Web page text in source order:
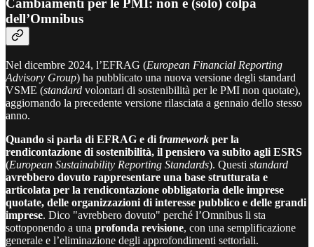
Cambiamenti per le PMI: non è (solo) colpa
dell’Omnibus
Nel dicembre 2024, l’EFRAG (European Financial Reporting
Advisory Group) ha pubblicato una nuova versione degli standard
VSME (standard volontari di sostenibilità per le PMI non quotate),
aggiornando la precedente versione rilasciata a gennaio dello stesso
anno.
Quando si parla di EFRAG e di framework per la
rendicontazione di sostenibilità, il pensiero va subito agli ESRS
(European Sustainability Reporting Standards). Questi standard
avrebbero dovuto rappresentare una base strutturata e
articolata per la rendicontazione obbligatoria delle imprese
quotate, delle organizzazioni di interesse pubblico e delle grandi
imprese. Dico "avrebbero dovuto" perché l’Omnibus li sta
sottoponendo a una profonda revisione, con una semplificazione
generale e l’eliminazione degli approfondimenti settoriali.